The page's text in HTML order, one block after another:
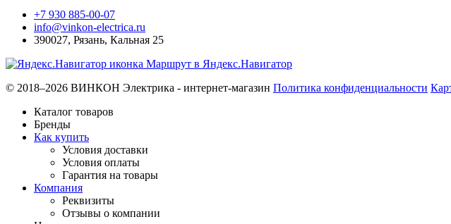
+7 930 885-00-07
info@vinkon-electrica.ru
390027, Рязань, Кальная 25
Маршрут в Яндекс.Навигатор
© 2018–2026 ВИНКОН Электрика - интернет-магазин Политика конфиденциальности
Каталог товаров
Бренды
Как купить
Условия доставки
Условия оплаты
Гарантия на товары
Компания
Реквизиты
Отзывы о компании